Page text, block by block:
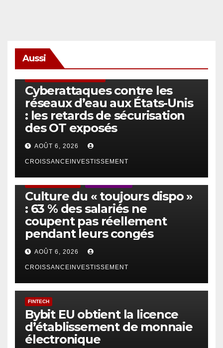
Aussi
Cyberattaques contre les
réseaux d’eau aux États-Unis
: les retards de sécurisation
des OT exposés
AOÛT 6, 2026
CROISSANCEINVESTISSEMENT
Culture du « toujours dispo »
: 63 % des salariés ne
coupent pas réellement
pendant leurs congés
AOÛT 6, 2026
CROISSANCEINVESTISSEMENT
FINTECH
Bybit EU obtient la licence
d’établissement de monnaie
électronique